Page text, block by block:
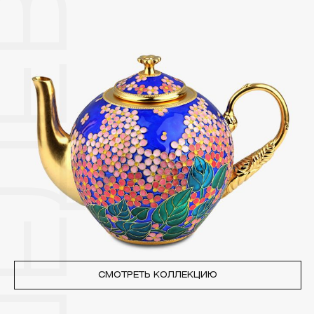
3. Ни в коем случае не храните украшения в ванной комнате.
Особенно беречь от воздействия влаги, необходимо
позолоченные изделия. Также высокую влажность плохо
переносят жемчуг, бирюза, малахит и янтарь.
4. Специалисты обычно рекомендуют чистить украшения не
реже одного раза в месяц, а также регулярно протирать их
фланелевой или замшевой салфеткой.
СМОТРЕТЬ КОЛЛЕКЦИЮ